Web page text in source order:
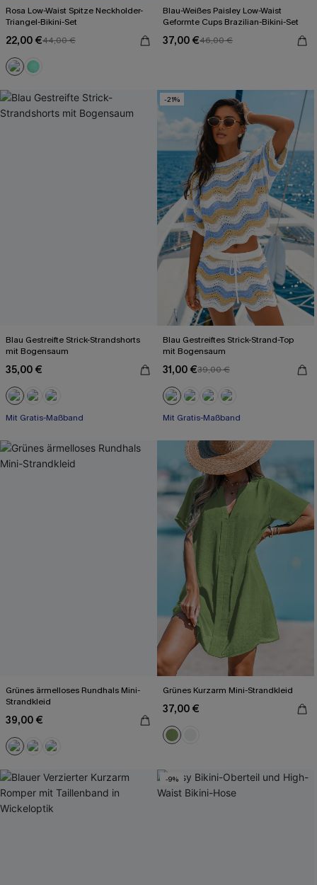
Rosa Low-Waist Spitze Neckholder-
Triangel-Bikini-Set
22,00 €44,00 €
Blau-Weißes Paisley Low-Waist
Geformte Cups Brazilian-Bikini-Set
37,00 €46,00 €
Blau Gestreifte Strick-Strandshorts
mit Bogensaum
35,00 €
Mit Gratis-Maßband
-21%
Blau Gestreiftes Strick-Strand-Top
mit Bogensaum
31,00 €39,00 €
Mit Gratis-Maßband
Grünes ärmelloses Rundhals Mini-
Strandkleid
39,00 €
Grünes Kurzarm Mini-Strandkleid
37,00 €
-9%